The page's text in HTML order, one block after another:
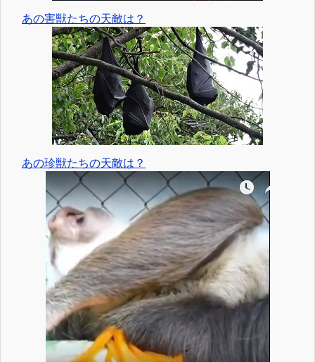
あの害獣たちの天敵は？
あの珍獣たちの天敵は？